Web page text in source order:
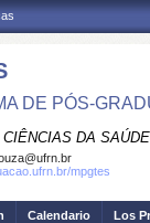
DE PÓS-
DA SAÚDE
mpgtes
Calendario Los